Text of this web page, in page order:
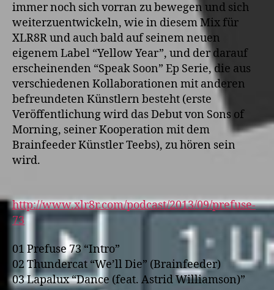
immer noch sich vorran zu bewegen und sich
weiterzuentwickeln, wie in diesem Mix für
XLR8R und auch bald auf seinem neuen
eigenem Label “Yellow Year”, und der darauf
erscheinenden “Speak Soon” Ep Serie, die aus
verschiedenen Kollaborationen mit anderen
befreundeten Künstlern besteht (erste
Veröffentlichung wird das Debut von Sons of
Morning, seiner Kooperation mit dem
Brainfeeder Künstler Teebs), zu hören sein
wird.
http://www.xlr8r.com/podcast/2013/09/prefuse-
73
01 Prefuse 73 “Intro”
02 Thundercat “We’ll Die” (Brainfeeder)
03 Lapalux “Dance (feat. Astrid Williamson)”